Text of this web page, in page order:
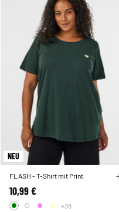
NEU
FLASH - T-Shirt mit Print
10,99 €
+38